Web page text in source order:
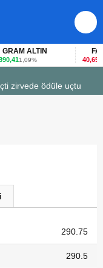
ALTIN
1,09%
FAİZ
40,65-
zirvede ödüle uçtu
290.75
290.5